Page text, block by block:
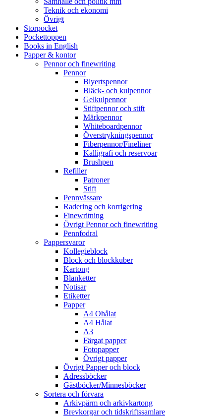
Teknik och ekonomi
Övrigt
Storpocket
Pockettoppen
Books in English
Papper & kontor
Pennor och finewriting
Pennor
Blyertspennor
Bläck- och kulpennor
Gelkulpennor
Stiftpennor och stift
Märkpennor
Whiteboardpennor
Överstrykningspennor
Fiberpennor/Fineliner
Kalligrafi och reservoar
Brushpen
Refiller
Patroner
Stift
Pennvässare
Radering och korrigering
Finewritning
Övrigt Pennor och finewriting
Pennfodral
Pappersvaror
Kollegieblock
Block och blockkuber
Kartong
Blanketter
Notisar
Etiketter
Papper
A4 Ohålat
A4 Hålat
A3
Färgat papper
Fotopapper
Övrigt papper
Övrigt Papper och block
Adressböcker
Gästböcker/Minnesböcker
Sortera och förvara
Arkivpärm och arkivkartong
Brevkorgar och tidskriftssamlare